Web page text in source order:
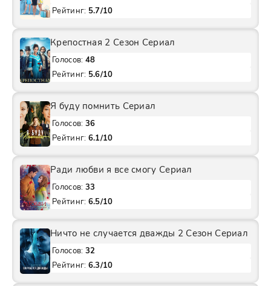
Рейтинг: 5.7/10
Крепостная 2 Сезон Сериал
Голосов: 48
Рейтинг: 5.6/10
Я буду помнить Сериал
Голосов: 36
Рейтинг: 6.1/10
Ради любви я все смогу Сериал
Голосов: 33
Рейтинг: 6.5/10
Ничто не случается дважды 2 Сезон Сериал
Голосов: 32
Рейтинг: 6.3/10